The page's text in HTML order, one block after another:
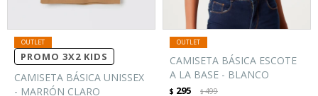
PROMO 3X2 KIDS
CAMISETA BÁSICA UNISSEX
- MARRÓN CLARO
CAMISETA BÁSICA ESCOTE
A LA BASE - BLANCO
$ 295 $499